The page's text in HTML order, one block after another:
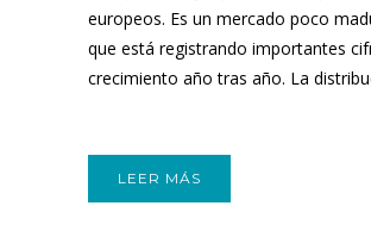
europeos. Es un mercado poco
que está registrando importantes
crecimiento año tras año. La
LEER MÁS